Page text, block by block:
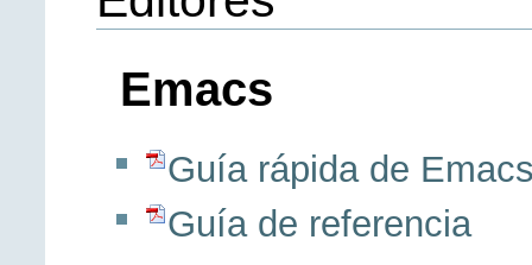
Emacs
Guía rápida de
Guía de referencia